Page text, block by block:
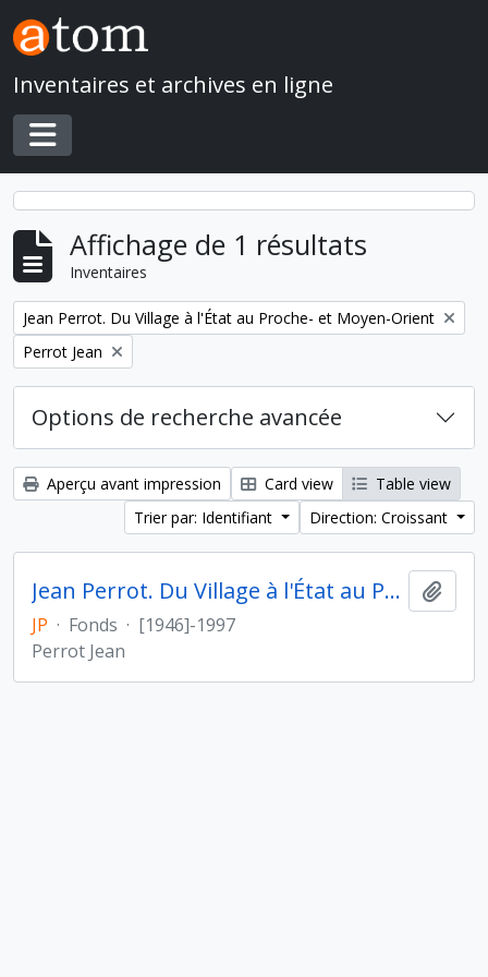
Skip to main content
Inventaires et archives en ligne
Toggle navigation
Affichage de 1 résultats
Inventaires
Remove filter:
Jean Perrot. Du Village à l'État au Proche- et Moyen-Orient
Remove filter:
Perrot Jean
Options de recherche avancée
Aperçu avant impression Card view
Table view
Trier par: Identifiant
Direction: Croissant
Jean Perrot. Du Village à l'État au Proche- et Moyen-Orient
JP · Fonds · [1946]-1997
Perrot Jean